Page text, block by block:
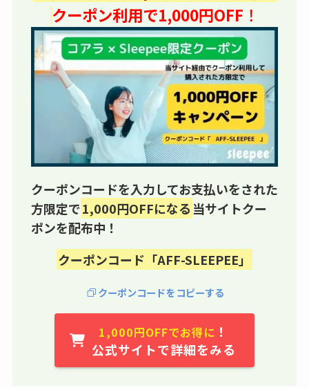
クーポン利用で1,000円OFF ！
クーポンコードを入力してお支払いをされた
方限定で1,000円OFFになる 当サイトクー
ポンを配布中！
クーポンコード「AFF-SLEEPEE」
クーポンコードをコピーする
1,000円OFFでお得に ！
公式サイトで詳細をみる